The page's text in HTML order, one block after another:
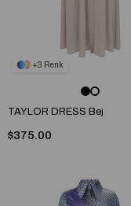
3
TAYLOR DRESS Bej
$375.00